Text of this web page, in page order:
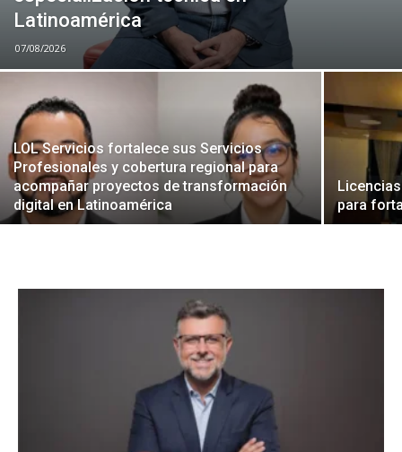
Latinoamérica
07/08/2026
LOL Servicios fortalece sus Servicios
Profesionales y cobertura regional para
acompañar proyectos de transformación
digital en Latinoamérica
para